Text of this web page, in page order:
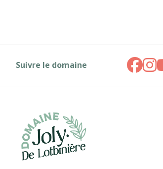
Suivre le domaine